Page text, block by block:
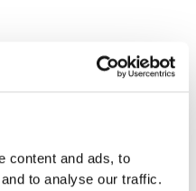
content and ads, to
to analyse our traffic.
und von den
werden.
die Einhaltung
der
die Zahlung von
Einhaltung
Rechtsform
Neuenburg?